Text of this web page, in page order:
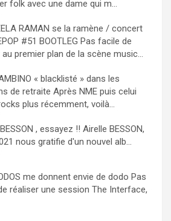
folk avec une dame qui m...
RAMAN se la ramène / concert
#51 BOOTLEG Pas facile de
au premier plan de la scène music...
« blacklisté » dans les
de retraite Après NME puis celui
plus récemment, voilà...
, essayez !! Airelle BESSON,
nous gratifie d'un nouvel alb...
me donnent envie de dodo Pas
réaliser une session The Interface,